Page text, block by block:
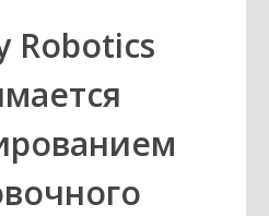
Robotics